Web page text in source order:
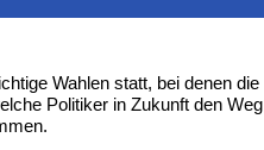
Wahlen statt, bei denen die
Politiker in Zukunft den Weg